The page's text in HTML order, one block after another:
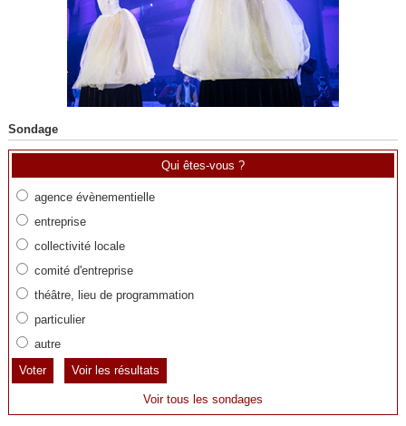
Sondage
Qui êtes-vous ?
agence évènementielle
entreprise
collectivité locale
comité d'entreprise
théâtre, lieu de programmation
particulier
autre
Voir les résultats
Voir tous les sondages